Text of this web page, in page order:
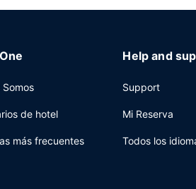
Somos
de hotel
más frecuentes
Help and
Support
Mi Reserva
Todos los